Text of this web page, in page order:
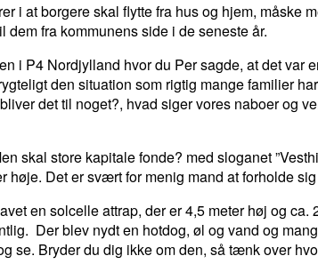
i at borgere skal flytte fra hus og hjem, måske
fra kommunens side i de seneste år.
i P4 Nordjylland hvor du Per sagde, at det
den situation som rigtig mange familier
det til noget?, hvad siger vores naboer og
skal store kapitale fonde? med sloganet
høje. Det er svært for menig mand at forholde
en solcelle attrap, der er 4,5 meter høj og
Der blev nydt en hotdog, øl og vand og
se. Bryder du dig ikke om den, så tænk over